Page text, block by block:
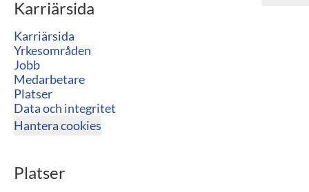
Karriärsida
Karriärsida
Yrkesområden
Jobb
Medarbetare
Platser
Data och integritet
Hantera cookies
Platser